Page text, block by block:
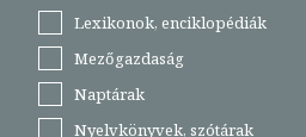
Lexikonok, enciklopédiák
Mezőgazdaság
Naptárak
Nyelvkönyvek, szótárak